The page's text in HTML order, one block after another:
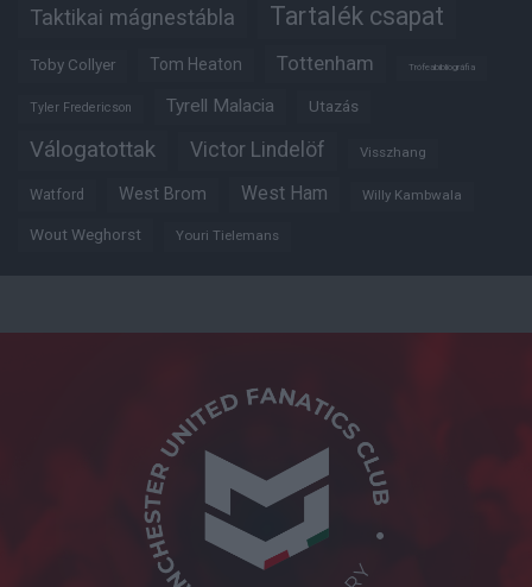
Taktikai mágnestábla Tartalék csapat
Toby Collyer Tom Heaton Tottenham Trófeabibliográfia
Tyler Fredericson Tyrell Malacia Utazás
Válogatottak Victor Lindelöf Visszhang
Watford West Brom West Ham Willy Kambwala
Wout Weghorst Youri Tielemans